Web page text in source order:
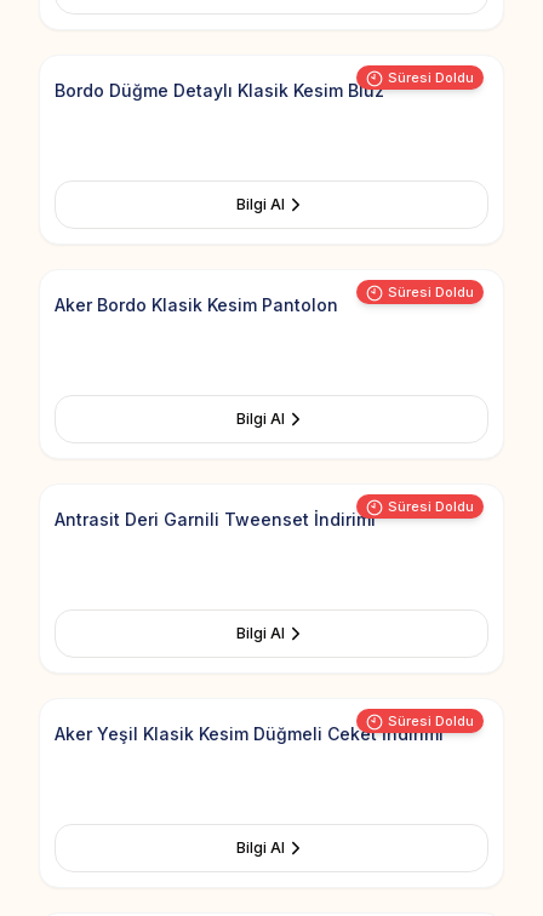
Süresi Doldu
Add to
Bordo Düğme Detaylı Klasik Kesim Bluz
Bilgi Al
Süresi Doldu
Add to
Aker Bordo Klasik Kesim Pantolon
Bilgi Al
Süresi Doldu
Add to
Antrasit Deri Garnili Tweenset İndirimi
Bilgi Al
Süresi Doldu
Add to
Aker Yeşil Klasik Kesim Düğmeli Ceket İndirimi
Bilgi Al
Add to